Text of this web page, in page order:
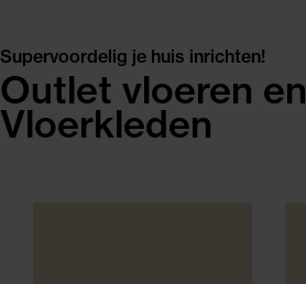
Supervoordelig je huis inrichten!
Outlet vloeren en
Vloerkleden